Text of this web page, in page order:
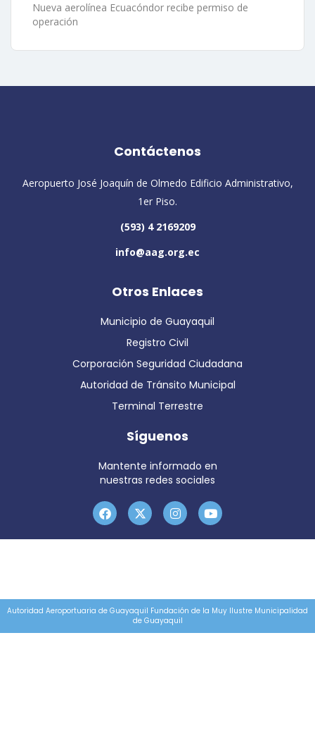
Nueva aerolínea Ecuacóndor recibe permiso de
operación
Contáctenos
Aeropuerto José Joaquín de Olmedo Edificio Administrativo,
1er Piso.
(593) 4 2169209
info@aag.org.ec
Otros Enlaces
Municipio de Guayaquil
Registro Civil
Corporación Seguridad Ciudadana
Autoridad de Tránsito Municipal
Terminal Terrestre
Síguenos
Mantente informado en
nuestras redes sociales
Autoridad Aeroportuaria de Guayaquil Fundación de la Muy Ilustre Municipalidad
de Guayaquil